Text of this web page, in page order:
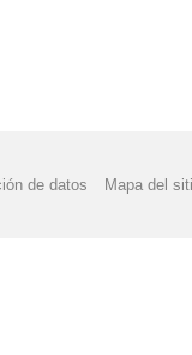
de datos Mapa del